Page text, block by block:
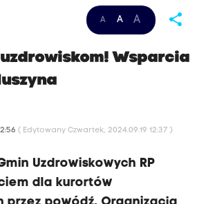
A A A share
Wsparcia
( Edytowany Czwartek, 2024.09.19 12:37 )
Uzdrowiskowych RP
dla kurortów